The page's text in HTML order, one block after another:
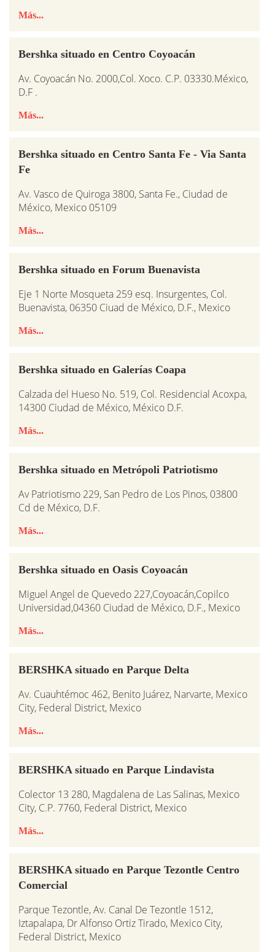
Más...
Bershka situado en Centro Coyoacán
Av. Coyoacán No. 2000,Col. Xoco. C.P. 03330.México,
D.F .
Más...
Bershka situado en Centro Santa Fe - Via Santa
Fe
Av. Vasco de Quiroga 3800, Santa Fe., Ciudad de
México, Mexico 05109
Más...
Bershka situado en Forum Buenavista
Eje 1 Norte Mosqueta 259 esq. Insurgentes, Col.
Buenavista, 06350 Ciuad de México, D.F., Mexico
Más...
Bershka situado en Galerías Coapa
Calzada del Hueso No. 519, Col. Residencial Acoxpa,
14300 Ciudad de México, México D.F.
Más...
Bershka situado en Metrópoli Patriotismo
Av Patriotismo 229, San Pedro de Los Pinos, 03800
Cd de México, D.F.
Más...
Bershka situado en Oasis Coyoacán
Miguel Angel de Quevedo 227,Coyoacán,Copilco
Universidad,04360 Ciudad de México, D.F., Mexico
Más...
BERSHKA situado en Parque Delta
Av. Cuauhtémoc 462, Benito Juárez, Narvarte, Mexico
City, Federal District, Mexico
Más...
BERSHKA situado en Parque Lindavista
Colector 13 280, Magdalena de Las Salinas, Mexico
City, C.P. 7760, Federal District, Mexico
Más...
BERSHKA situado en Parque Tezontle Centro
Comercial
Parque Tezontle, Av. Canal De Tezontle 1512,
Iztapalapa, Dr Alfonso Ortiz Tirado, Mexico City,
Federal District, Mexico